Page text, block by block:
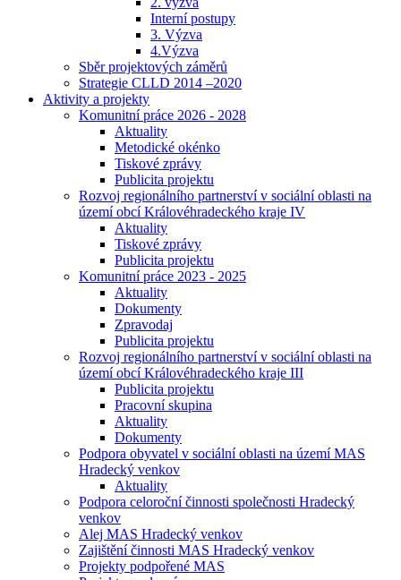
Interní postupy
3. Výzva
4.Výzva
Sběr projektových záměrů
Strategie CLLD 2014 –2020
Aktivity a projekty
Komunitní práce 2026 - 2028
Aktuality
Metodické okénko
Tiskové zprávy
Publicita projektu
Rozvoj regionálního partnerství v sociální oblasti na
území obcí Královéhradeckého kraje IV
Aktuality
Tiskové zprávy
Publicita projektu
Komunitní práce 2023 - 2025
Aktuality
Dokumenty
Zpravodaj
Publicita projektu
Rozvoj regionálního partnerství v sociální oblasti na
území obcí Královéhradeckého kraje III
Publicita projektu
Pracovní skupina
Aktuality
Dokumenty
Podpora obyvatel v sociální oblasti na území MAS
Hradecký venkov
Aktuality
Podpora celoroční činnosti společnosti Hradecký
venkov
Alej MAS Hradecký venkov
Zajištění činnosti MAS Hradecký venkov
Projekty podpořené MAS